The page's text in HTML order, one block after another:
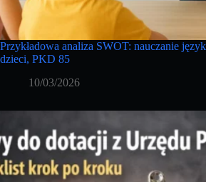
Przykładowa analiza SWOT: nauczanie
dzieci, PKD 85
10/03/2026